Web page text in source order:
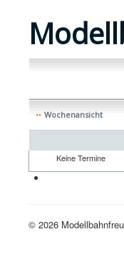
Wochenansicht
Keine Termine
© 2026